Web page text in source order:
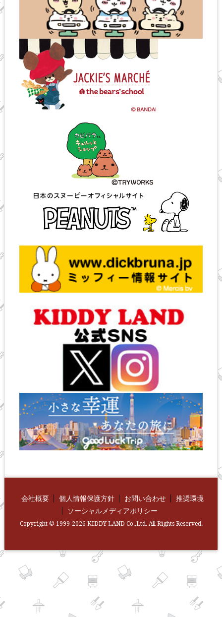
会社概要 個人情報保護方針 お問い合わせ
推奨環境
ソーシャルメディアポリシー
Copyright © 1999-2026 KIDDY LAND Co.,Ltd. All Rights Reserved.